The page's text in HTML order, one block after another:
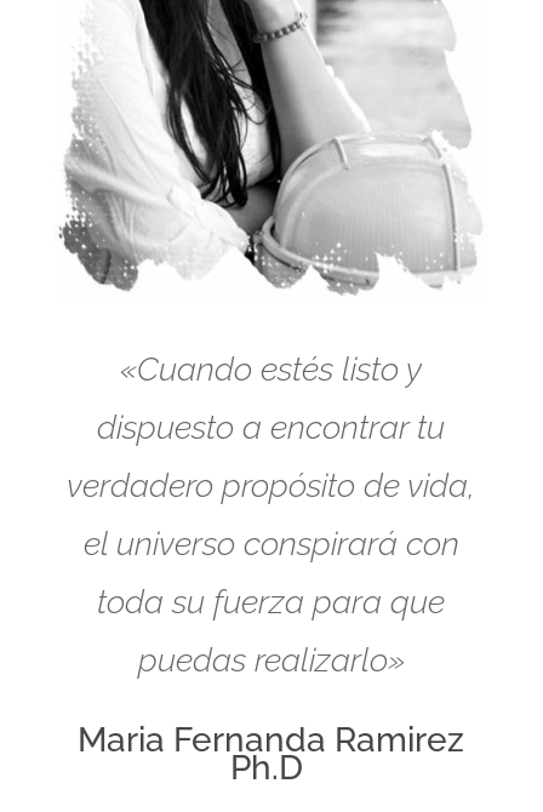
«Cuando estés listo y
dispuesto a encontrar tu
verdadero propósito de vida,
el universo conspirará con
toda su fuerza para que
puedas realizarlo»
Maria Fernanda Ramirez
Ph.D